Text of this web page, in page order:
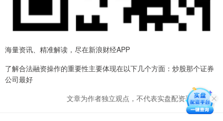
海量资讯、精准解读，尽在新浪财经APP
了解合法融资操作的重要性主要体现在以下几个方面：炒股那个证券
公司最好
文章为作者独立观点，不代表实盘配资平台观点